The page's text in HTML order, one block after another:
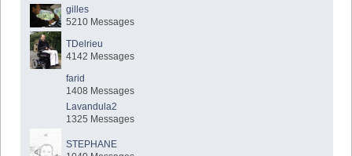
gilles
5210 Messages
TDelrieu
4142 Messages
farid
1408 Messages
Lavandula2
1325 Messages
STEPHANE